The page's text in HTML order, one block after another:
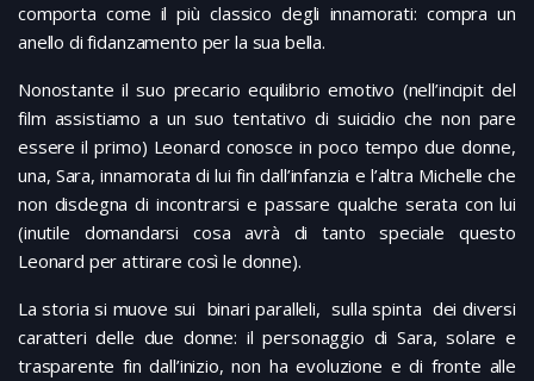
comporta come il più classico degli innamorati: compra un
anello di fidanzamento per la sua bella.
Nonostante il suo precario equilibrio emotivo (nell’incipit del
film assistiamo a un suo tentativo di suicidio che non pare
essere il primo) Leonard conosce in poco tempo due donne,
una, Sara, innamorata di lui fin dall’infanzia e l’altra Michelle che
non disdegna di incontrarsi e passare qualche serata con lui
(inutile domandarsi cosa avrà di tanto speciale questo
Leonard per attirare così le donne).
La storia si muove sui binari paralleli, sulla spinta dei diversi
caratteri delle due donne: il personaggio di Sara, solare e
trasparente fin dall’inizio, non ha evoluzione e di fronte alle